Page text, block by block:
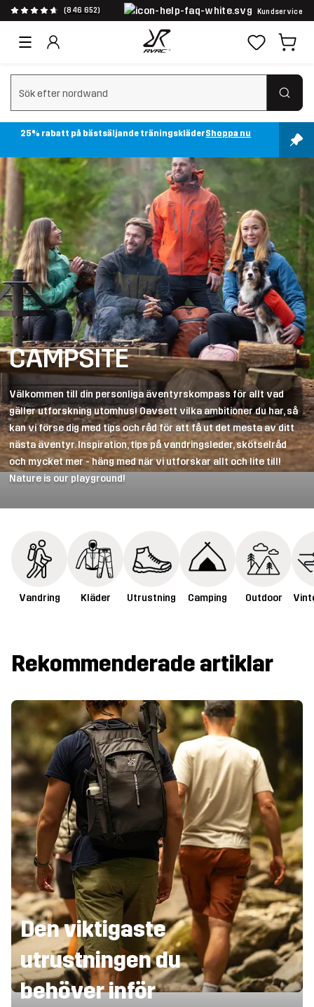
(846 652) Kundservice
Rensa sök
25% rabatt på bästsäljande träningskläderShoppa nu
CAMPSITE
Välkommen till din personliga äventyrskompass för allt vad
gäller utforskning utomhus! Oavsett vilka ambitioner du har, så
kan vi förse dig med tips och råd för att få ut det mesta av ditt
nästa äventyr. Inspiration, tips på vandringsleder, skötselråd
och mycket mer - häng med när vi utforskar allt och lite till!
Nature is our playground!
Vandring Kläder Utrustning Camping Outdoor
Rekommenderade artiklar
Den viktigaste
utrustningen du
behöver inför